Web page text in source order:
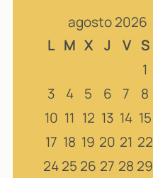
agosto 2026
L M X J V S
1
3
4 5 6 7 8
10 11 12 13 14 15
17 18 19 20 21 22
2425 26 27 28 29